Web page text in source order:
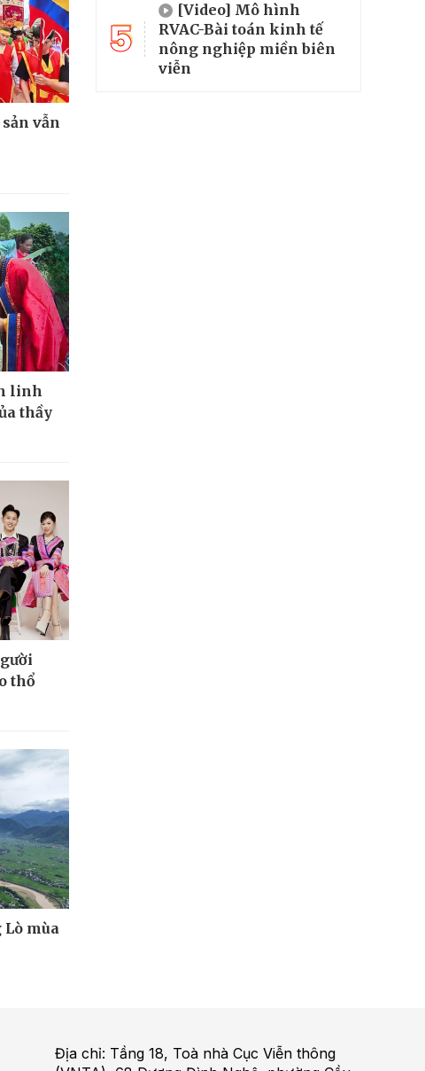
vẫn
linh
thầy
thổ
mùa
5
[Video] Mô hình
RVAC-Bài toán kinh tế
nông nghiệp miền biên
viễn
Địa chỉ: Tầng 18, Toà nhà Cục Viễn thông